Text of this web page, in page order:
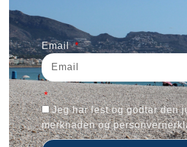
Email
Jeg har lest og godtar den
merknaden og